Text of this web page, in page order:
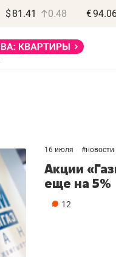
$ 81.41 0.48 €
16 июля #новости
Акции
еще на 5%
12
Василь Мазитов
МАРТ
местных
может
минимум